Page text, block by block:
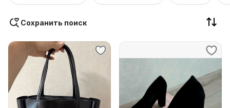
Сохранить поиск